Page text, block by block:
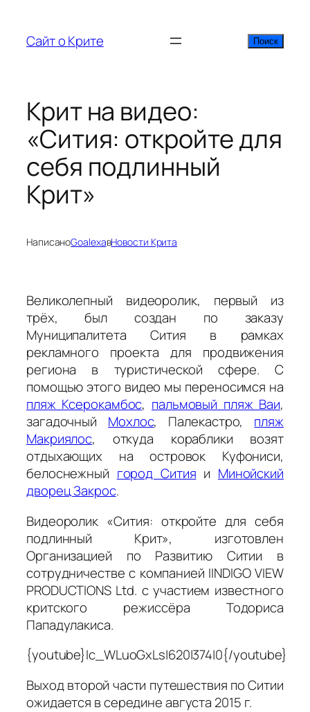
содержимому
Сайт о Крите Поиск
Поиск
Крит на видео:
«Сития: откройте для
себя подлинный
Крит»
НаписаноGoalexaвНовости Крита
Великолепный видеоролик, первый из
трёх, был создан по заказу
Муниципалитета Сития в рамках
рекламного проекта для продвижения
региона в туристической сфере. С
помощью этого видео мы переносимся на
пляж Ксерокамбос, пальмовый пляж Ваи,
загадочный Мохлос, Палекастро, пляж
Макриялос, откуда кораблики возят
отдыхающих на островок Куфониси,
белоснежный город Сития и Минойский
дворец Закрос.
Видеоролик «Сития: откройте для себя
подлинный Крит», изготовлен
Организацией по Развитию Ситии в
сотрудничестве с компанией IINDIGO VIEW
PRODUCTIONS Ltd. с участием известного
критского режиссёра Тодориса
Пападулакиса.
{youtube}Ic_WLuoGxLs|620|374|0{/youtube}
Выход второй части путешествия по Ситии
ожидается в середине августа 2015 г.